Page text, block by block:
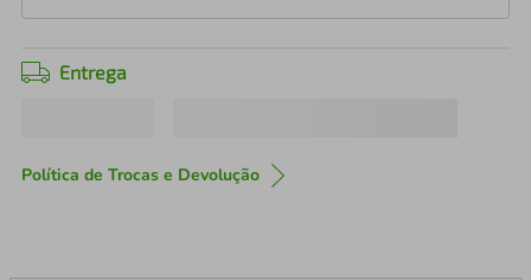
Entrega
Política de Trocas e Devolução